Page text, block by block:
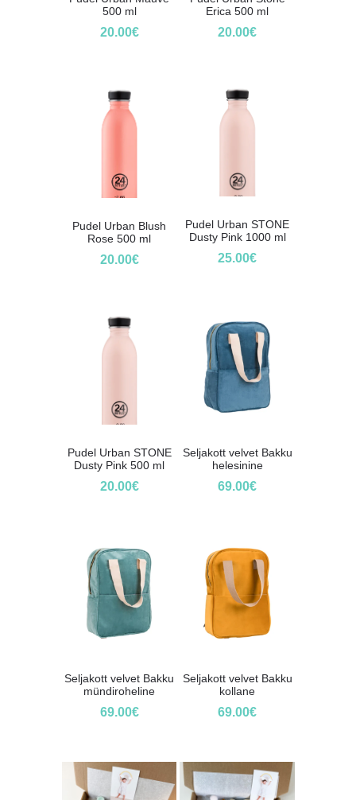
500 ml
20.00€
Erica 500 ml
20.00€
Pudel Urban Blush
Rose 500 ml
20.00€
Pudel Urban STONE
Dusty Pink 1000 ml
25.00€
Pudel Urban STONE
Dusty Pink 500 ml
20.00€
Seljakott velvet Bakku
helesinine
69.00€
Seljakott velvet Bakku
mündiroheline
69.00€
Seljakott velvet Bakku
kollane
69.00€